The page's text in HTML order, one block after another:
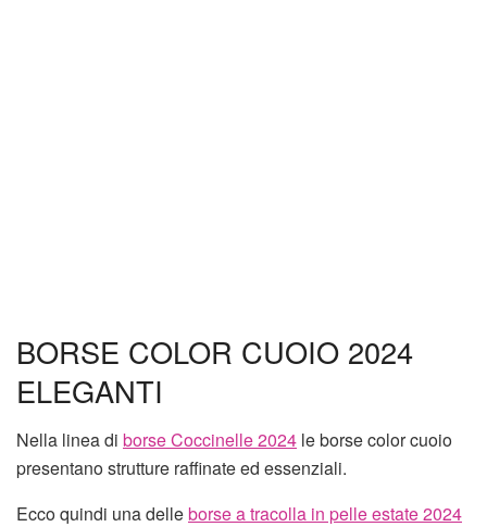
BORSE COLOR CUOIO 2024
ELEGANTI
Nella linea di borse Coccinelle 2024 le borse color cuoio
presentano strutture raffinate ed essenziali.
Ecco quindi una delleborse a tracolla in pelle estate 2024